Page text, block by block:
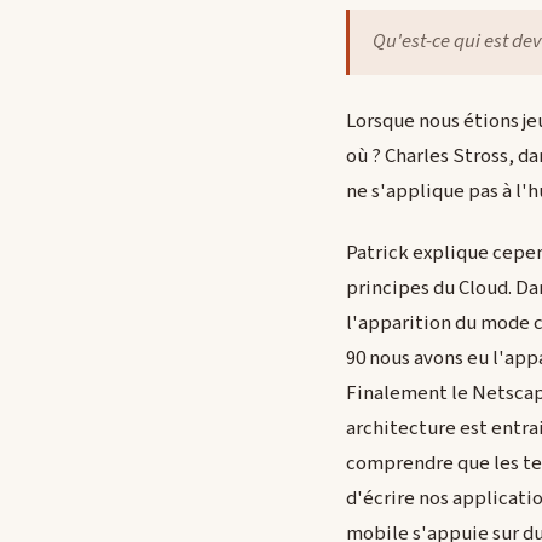
Qu'est-ce qui est
Lorsque nous étions
où ? Charles Stross,
ne s'applique pas à
Patrick explique
principes du Cloud.
l'apparition du mode
90 nous avons eu
Finalement le
architecture est
comprendre que les
d'écrire nos
mobile s'appuie sur